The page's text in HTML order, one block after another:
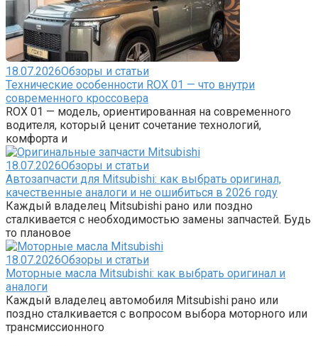
18.07.2026Обзоры и статьи
Технические особенности ROX 01 — что внутри
современного кроссовера
ROX 01 — модель, ориентированная на современного
водителя, который ценит сочетание технологий,
комфорта и
18.07.2026Обзоры и статьи
Автозапчасти для Mitsubishi: как выбрать оригинал,
качественные аналоги и не ошибиться в 2026 году
Каждый владелец Mitsubishi рано или поздно
сталкивается с необходимостью замены запчастей. Будь
то плановое
18.07.2026Обзоры и статьи
Моторные масла Mitsubishi: как выбрать оригинал и
аналоги
Каждый владелец автомобиля Mitsubishi рано или
поздно сталкивается с вопросом выбора моторного или
трансмиссионного